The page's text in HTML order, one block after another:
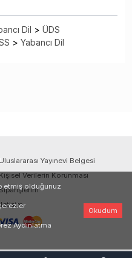
Dil > ÜDS
> Yabancı Dil
Uluslararası Yayınevi Belgesi
Kişisel Verilerin Korunması
etmiş olduğunuz
Aydınlatma
Okudum